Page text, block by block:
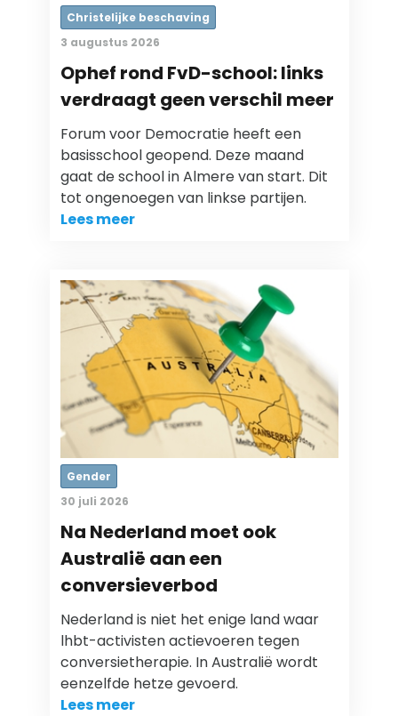
Christelijke beschaving
3 augustus 2026
Ophef rond FvD-school: links
verdraagt geen verschil meer
Forum voor Democratie heeft een
basisschool geopend. Deze maand
gaat de school in Almere van start. Dit
tot ongenoegen van linkse partijen.
Lees meer
Gender
30 juli 2026
Na Nederland moet ook
Australië aan een
conversieverbod
Nederland is niet het enige land waar
lhbt-activisten actievoeren tegen
conversietherapie. In Australië wordt
eenzelfde hetze gevoerd.
Lees meer